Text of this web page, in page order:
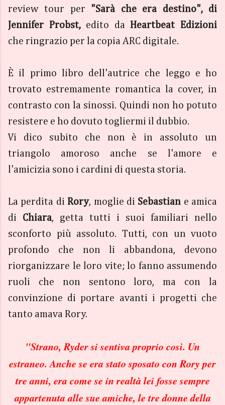
review tour per "Sarà che era destino", di
Jennifer Probst, edito daHeartbeat Edizioni
che ringrazio per la copia ARC digitale.
È il primo libro dell'autrice che leggo e ho
trovato estremamente romantica la cover, in
contrasto con la sinossi. Quindi non ho potuto
resistere e ho dovuto togliermi il dubbio.
Vi dico subito che non è in assoluto un
triangolo amoroso anche se l'amore e
l'amicizia sono i cardini di questa storia.
La perdita diRory, moglie di Sebastian e amica
di Chiara, getta tutti i suoi familiari nello
sconforto più assoluto. Tutti, con un vuoto
profondo che non li abbandona, devono
riorganizzare le loro vite; lo fanno assumendo
ruoli che non sentono loro, ma con la
convinzione di portare avanti i progetti che
tanto amava Rory.
"Strano, Ryder si sentiva proprio così. Un
estraneo. Anche se era stato sposato con Rory per
tre anni, era come se in realtà lei fosse sempre
appartenuta alle sue amiche, le tre donne della